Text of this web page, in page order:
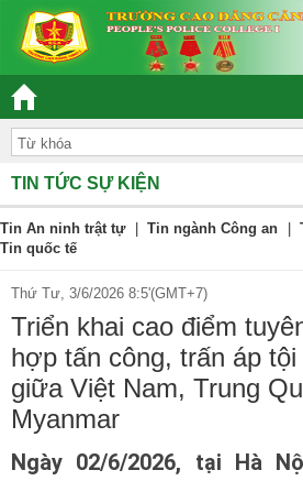
– DÂN CHỦ - KỶ CƯƠNG – TRÁCH
TIN TỨC SỰ KIỆN
Tin An ninh trật tự Tin ngành Công an
Tin quốc tế
Thứ Tư, 3/6/2026 8:5'(GMT+7)
Triển khai cao điểm
hợp tấn công, trấn áp
giữa Việt Nam, Trung
Myanmar
Ngày 02/6/2026, tại Hà